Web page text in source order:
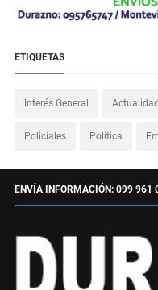
ETIQUETAS
Interés General Actualidad
Policiales Política
ENVÍA INFORMACIÓN: 099 961